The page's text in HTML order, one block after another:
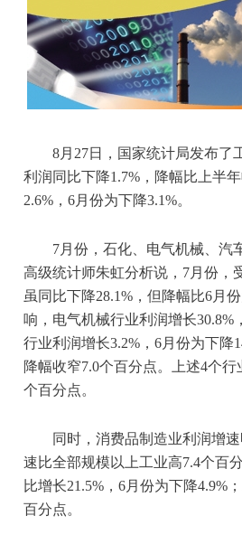
8月27日，国家统计局发布了工
利润同比下降1.7%，降幅比上半
2.6%，6月份为下降3.1%。
7月份，石化、电气机械、汽车
高级统计师朱虹分析说，7月份，
虽同比下降28.1%，但降幅比6月
响，电气机械行业利润增长
行业利润增长3.2%，6月份为下降
降幅收窄7.0个百分点。上述4个
个百分点。
同时，消费品制造业利润增速
速比全部规模以上工业高7.4个百
比增长21.5%，6月份为下降4.9%
百分点。